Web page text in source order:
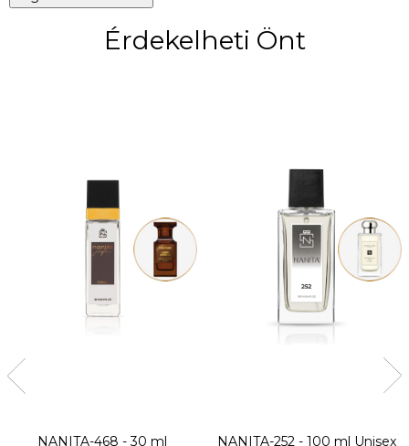
Érdekelheti Önt
NANITA-468 - 30 ml NANITA-252 - 100 ml Unisex